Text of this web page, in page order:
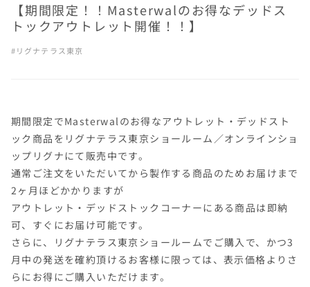
【期間限定！！Masterwalのお得なデッドス
トックアウトレット開催！！】
リグナテラス東京
期間限定でMasterwalのお得なアウトレット・デッドスト
ック商品をリグナテラス東京ショールーム／オンラインショ
ップリグナにて販売中です。
通常ご注文をいただいてから製作する商品のためお届けまで
2ヶ月ほどかかりますが
アウトレット・デッドストックコーナーにある商品は即納
可、すぐにお届け可能です。
さらに、リグナテラス東京ショールームでご購入で、かつ3
月中の発送を確約頂けるお客様に限っては、表示価格よりさ
らにお得にご購入いただけます。